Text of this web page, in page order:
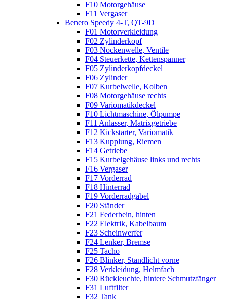
F10 Motorgehäuse
F11 Vergaser
Benero Speedy 4-T, QT-9D
F01 Motorverkleidung
F02 Zylinderkopf
F03 Nockenwelle, Ventile
F04 Steuerkette, Kettenspanner
F05 Zylinderkopfdeckel
F06 Zylinder
F07 Kurbelwelle, Kolben
F08 Motorgehäuse rechts
F09 Variomatikdeckel
F10 Lichtmaschine, Ölpumpe
F11 Anlasser, Matrixgetriebe
F12 Kickstarter, Variomatik
F13 Kupplung, Riemen
F14 Getriebe
F15 Kurbelgehäuse links und rechts
F16 Vergaser
F17 Vorderrad
F18 Hinterrad
F19 Vorderradgabel
F20 Ständer
F21 Federbein, hinten
F22 Elektrik, Kabelbaum
F23 Scheinwerfer
F24 Lenker, Bremse
F25 Tacho
F26 Blinker, Standlicht vorne
F28 Verkleidung, Helmfach
F30 Rückleuchte, hintere Schmutzfänger
F31 Luftfilter
F32 Tank